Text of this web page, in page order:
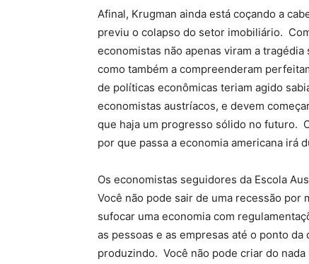
Afinal, Krugman ainda está coçando a
previu o colapso do setor imobiliário.
economistas não apenas viram a
como também a compreenderam
de políticas econômicas teriam agido
economistas austríacos, e devem
que haja um progresso sólido no futuro.
por que passa a economia americana irá
Os economistas seguidores da Escola
Você não pode sair de uma recessão por
sufocar uma economia com
as pessoas e as empresas até o ponto
produzindo. Você não pode criar do